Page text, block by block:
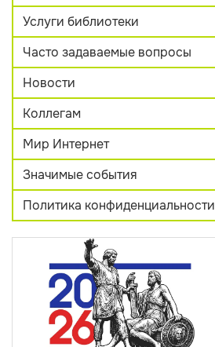
Услуги библиотеки
Часто задаваемые вопросы
Новости
Коллегам
Мир Интернет
Значимые события
Политика конфиденциальности